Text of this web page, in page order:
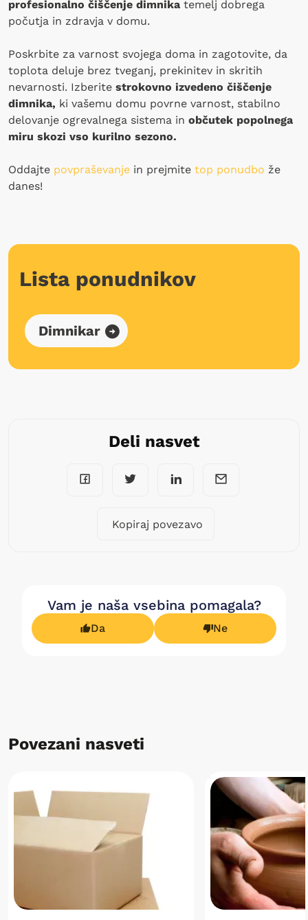
profesionalno čiščenje dimnika temelj dobrega
počutja in zdravja v domu.
Poskrbite za varnost svojega doma in zagotovite, da
toplota deluje brez tveganj, prekinitev in skritih
nevarnosti. Izberite strokovno izvedeno čiščenje
dimnika, ki vašemu domu povrne varnost, stabilno
delovanje ogrevalnega sistema in občutek popolnega
miru skozi vso kurilno sezono.
Oddajte povpraševanje in prejmite top ponudbo že
danes!
Lista ponudnikov
Dimnikar
Deli nasvet
Kopiraj povezavo
Vam je naša vsebina pomagala?
Da Ne
Povezani nasveti